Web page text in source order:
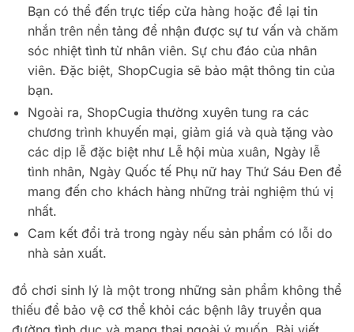
Bạn có thể đến trực tiếp cửa hàng hoặc để lại tin
nhắn trên nền tảng để nhận được sự tư vấn và chăm
sóc nhiệt tình từ nhân viên. Sự chu đáo của nhân
viên. Đặc biệt, ShopCugia sẽ bảo mật thông tin của
bạn.
Ngoài ra, ShopCugia thường xuyên tung ra các
chương trình khuyến mại, giảm giá và quà tặng vào
các dịp lễ đặc biệt như Lễ hội mùa xuân, Ngày lễ
tình nhân, Ngày Quốc tế Phụ nữ hay Thứ Sáu Đen để
mang đến cho khách hàng những trải nghiệm thú vị
nhất.
Cam kết đổi trả trong ngày nếu sản phẩm có lỗi do
nhà sản xuất.
đồ chơi sinh lý là một trong những sản phẩm không thể
thiếu để bảo vệ cơ thể khỏi các bệnh lây truyền qua